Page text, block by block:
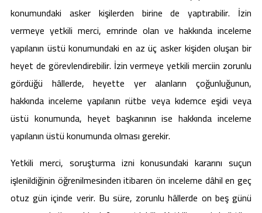
konumundaki asker kişilerden birine de yaptırabilir. İzin
vermeye yetkili merci, emrinde olan ve hakkında inceleme
yapılanın üstü konumundaki en az üç asker kişiden oluşan bir
heyet de görevlendirebilir. İzin vermeye yetkili merciin zorunlu
gördüğü hâllerde, heyette yer alanların çoğunluğunun,
hakkında inceleme yapılanın rütbe veya kıdemce eşidi veya
üstü konumunda, heyet başkanının ise hakkında inceleme
yapılanın üstü konumunda olması gerekir.
Yetkili merci, soruşturma izni konusundaki kararını suçun
işlenildiğinin öğrenilmesinden itibaren ön inceleme dâhil en geç
otuz gün içinde verir. Bu süre, zorunlu hâllerde on beş günü